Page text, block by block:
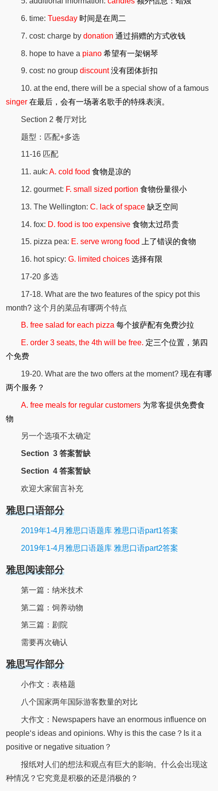
6. time: Tuesday 时间是在周二
7. cost: charge by donation 通过捐赠的方式收钱
8. hope to have a piano 希望有一架钢琴
9. cost: no group discount没有团体折扣
10. at the end, there will be a special show of a famous
singer在最后，会有一场著名歌手的特殊表演。
Section 2 餐厅对比
题型：匹配+多选
11-16 匹配
11. auk: A. cold food 食物是凉的
12. gourmet: F. small sized portion 食物份量很小
13. The Wellington: C. lack of space 缺乏空间
14. fox: D. food is too expensive 食物太过昂贵
15. pizza pea: E. serve wrong food 上了错误的食物
16. hot spicy: G. limited choices 选择有限
17-20 多选
17-18. What are the two features of the spicy pot this
month? 这个月的菜品有哪两个特点
B. free salad for each pizza 每个披萨配有免费沙拉
E. order 3 seats, the 4th will be free. 定三个位置，第四
个免费
19-20. What are the two offers at the moment? 现在有哪
两个服务？
A. free meals for regular customers 为常客提供免费食
物
另一个选项不太确定
Section 3 答案暂缺
Section 4 答案暂缺
欢迎大家留言补充
雅思口语部分
2019年1-4月雅思口语题库 雅思口语part1答案
2019年1-4月雅思口语题库 雅思口语part2答案
雅思阅读部分
第一篇：纳米技术
第二篇：饲养动物
第三篇：剧院
需要再次确认
雅思写作部分
小作文：表格题
八个国家两年国际游客数量的对比
大作文： Newspapers have an enormous influence on
people‘s ideas and opinions. Why is this the case？Is it a
positive or negative situation？
报纸对人们的想法和观点有巨大的影响。什么会出现这
种情况？它究竟是积极的还是消极的？